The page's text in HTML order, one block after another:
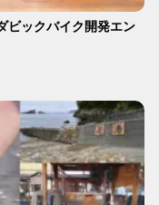
ビックバイク開発エン